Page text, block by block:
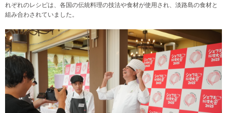
れぞれのレシピは、各国の伝統料理の技法や食材が使用され、淡路島の食材と
組み合わされていました。